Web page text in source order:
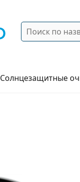
Поиск
Солнцезащитные